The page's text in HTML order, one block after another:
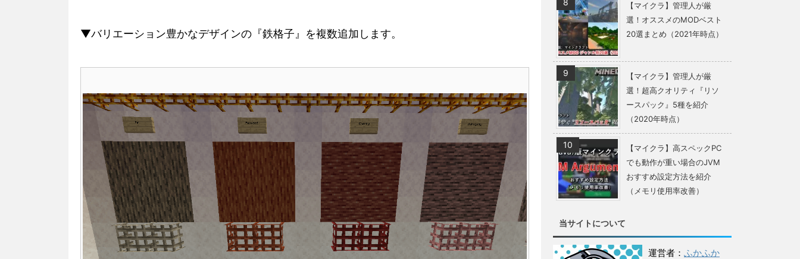
▼バリエーション豊かなデザインの『鉄格子』を複数追加します。
【マイクラ】管理人が厳
選！オススメのMODベスト
20選まとめ（2021年時点）
【マイクラ】管理人が厳
選！超高クオリティ『リソ
ースパック』5種を紹介
（2020年時点）
【マイクラ】高スペックPC
でも動作が重い場合のJVM
おすすめ設定方法を紹介
（メモリ使用率改善）
当サイトについて
運営者： ふかふか